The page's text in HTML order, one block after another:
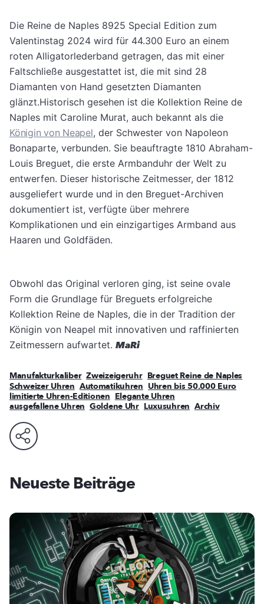
Die Reine de Naples 8925 Special Edition zum
Valentinstag 2024 wird für 44.300 Euro an einem
roten Alligatorlederband getragen, das mit einer
Faltschließe ausgestattet ist, die mit sind 28
Diamanten von Hand gesetzten Diamanten
glänzt.Historisch gesehen ist die Kollektion Reine de
Naples mit Caroline Murat, auch bekannt als die
Königin von Neapel, der Schwester von Napoleon
Bonaparte, verbunden. Sie beauftragte 1810 Abraham-
Louis Breguet, die erste Armbanduhr der Welt zu
entwerfen. Dieser historische Zeitmesser, der 1812
ausgeliefert wurde und in den Breguet-Archiven
dokumentiert ist, verfügte über mehrere
Komplikationen und ein einzigartiges Armband aus
Haaren und Goldfäden.
Obwohl das Original verloren ging, ist seine ovale
Form die Grundlage für Breguets erfolgreiche
Kollektion Reine de Naples, die in der Tradition der
Königin von Neapel mit innovativen und raffinierten
Zeitmessern aufwartet. MaRi
Manufakturkaliber Zweizeigeruhr Breguet Reine de Naples
Schweizer Uhren Automatikuhren Uhren bis 50.000 Euro
limitierte Uhren-Editionen Elegante Uhren
ausgefallene Uhren Goldene Uhr Luxusuhren Archiv
Neueste Beiträge